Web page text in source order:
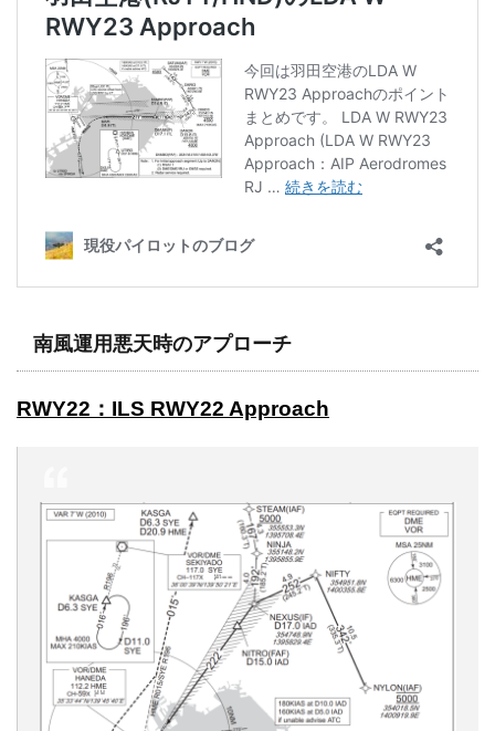
南風運用悪天時のアプローチ
RWY22：ILS RWY22 Approach